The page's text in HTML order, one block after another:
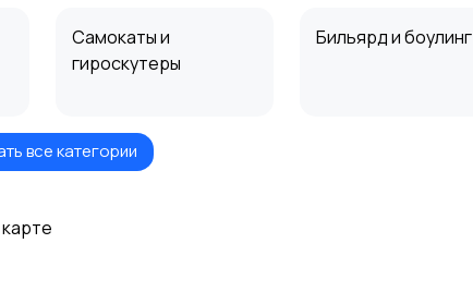
Самокаты и
гироскутеры
Бильярд и боулинг
Охота и рыбалка
все категории